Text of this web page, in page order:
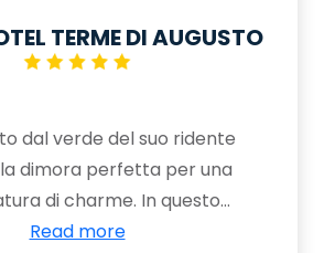
TERME DI AUGUSTO
dal verde del suo ridente
dimora perfetta per una
di charme. In questo
l’ospitalità è un culto, lo
Read more